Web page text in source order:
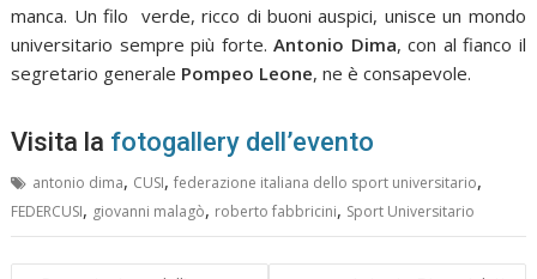
manca. Un filo verde, ricco di buoni auspici, unisce un mondo
universitario sempre più forte.Antonio Dima, con al fianco il
segretario generale Pompeo Leone, ne è consapevole.
Visita la fotogallery dell’evento
antonio dima, CUSI,federazione italiana dello sport universitario,
FEDERCUSI, giovanni malagò, roberto fabbricini, Sport Universitario